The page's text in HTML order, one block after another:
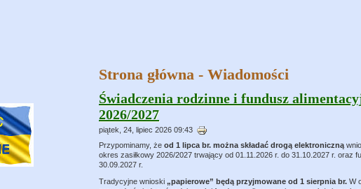
Strona główna - Wiadomości
Świadczenia rodzinne i fundusz
2026/2027
piątek, 24, lipiec 2026 09:43
Przypominamy, że od 1 lipca br. można składać drogą elektroniczną
okres zasiłkowy 2026/2027 trwający od 01.11.2026 r. do 31.10.2027 r. oraz
30.09.2027 r.
Tradycyjne wnioski „papierowe” będą przyjmowane od 1 sierpnia br. W